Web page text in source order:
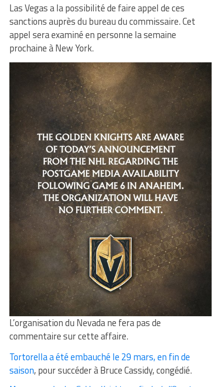
Las Vegas a la possibilité de faire appel de ces
sanctions auprès du bureau du commissaire. Cet
appel sera examiné en personne la semaine
prochaine à New York.
L’organisation du Nevada ne fera pas de
commentaire sur cette affaire.
Tortorella a été embauché le 29 mars, en fin de
saison, pour succéder à Bruce Cassidy, congédié.